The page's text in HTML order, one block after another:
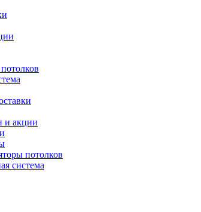
и акции
потолков
система